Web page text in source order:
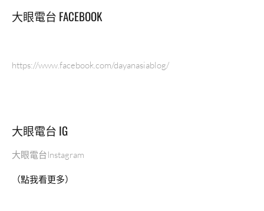
大眼電台 FACEBOOK
https://www.facebook.com/dayanasiablog/
大眼電台 IG
大眼電台Instagram
（點我看更多）